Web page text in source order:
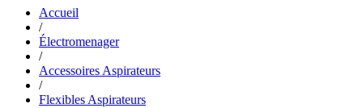
Accueil
/
Électromenager
/
Accessoires Aspirateurs
/
Flexibles Aspirateurs